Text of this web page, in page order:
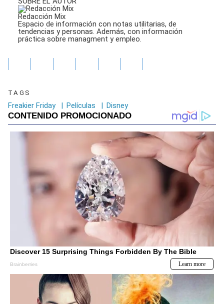
Redacción Mix
Espacio de información con notas utilitarias, de
tendencias y personas. Además, con información
práctica sobre managment y empleo.
TAGS
Freakier Friday | Películas | Disney